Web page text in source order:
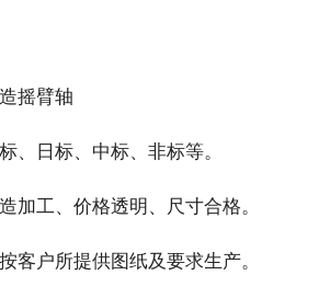
摇臂轴
标、日标、中标、非标等。
造加工、价格透明、尺寸合格。
按客户所提供图纸及要求生产。